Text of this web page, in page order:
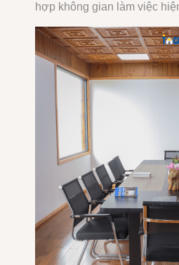
hợp không gian làm việc